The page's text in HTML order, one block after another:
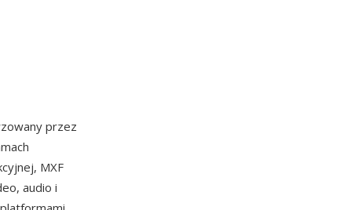
przez
MXF
audio i